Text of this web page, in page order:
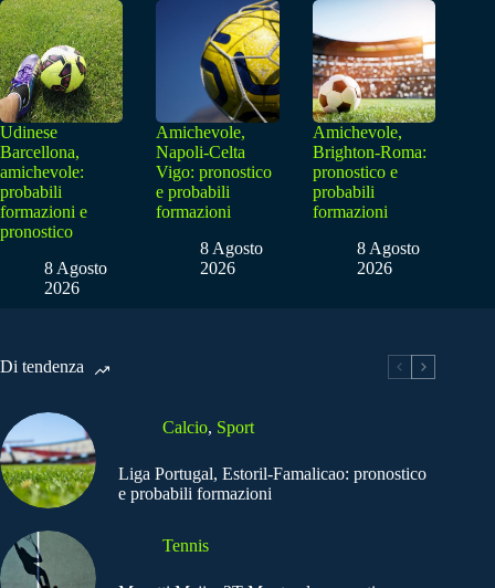
Udinese
Barcellona,
amichevole:
probabili
formazioni e
pronostico
8 Agosto
2026
Amichevole,
Napoli-Celta
Vigo: pronostico
e probabili
formazioni
8 Agosto
2026
Amichevole,
Brighton-Roma:
pronostico e
probabili
formazioni
8 Agosto
2026
Di tendenza
Calcio, Sport
Liga Portugal, Estoril-Famalicao: pronostico
e probabili formazioni
Tennis